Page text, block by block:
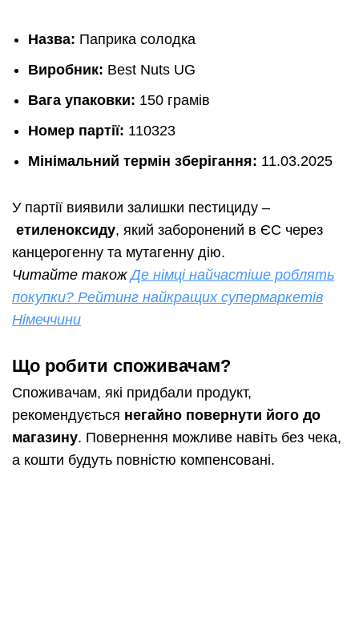
Назва: Паприка солодка
Виробник: Best Nuts UG
Вага упаковки: 150 грамів
Номер партії: 110323
Мінімальний термін зберігання: 11.03.2025
У партії виявили залишки пестициду –
етиленоксиду, який заборонений в ЄС через
канцерогенну та мутагенну дію.
Читайте такожДе німці найчастіше роблять
покупки? Рейтинг найкращих супермаркетів
Німеччини
Що робити споживачам?
Споживачам, які придбали продукт,
рекомендується негайно повернути його до
магазину. Повернення можливе навіть без чека,
а кошти будуть повністю компенсовані.